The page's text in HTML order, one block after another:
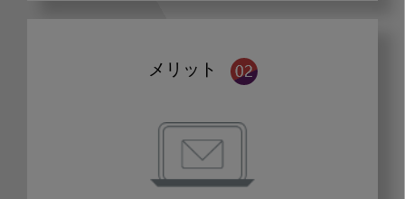
メリット